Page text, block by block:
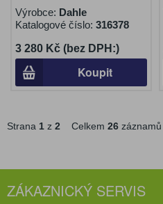
Výrobce: Dahle
Katalogové číslo: 316378
3 280 Kč (bez DPH:)
Koupit
Strana 1 z 2 Celkem 26 záznamů
ZÁKAZNICKÝ SERVIS